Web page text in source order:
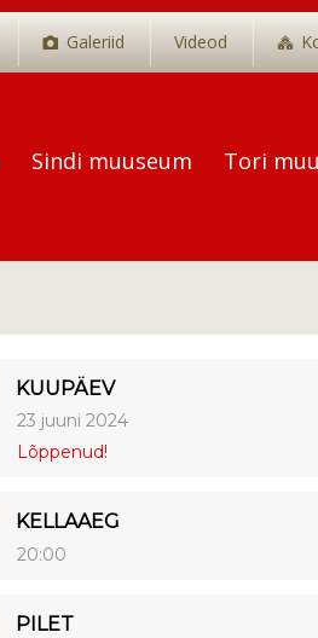
Galeriid Videod
Sindi muuseum Tori
KUUPÄEV
23 juuni 2024
Lõppenud!
KELLAAEG
20:00
PILET